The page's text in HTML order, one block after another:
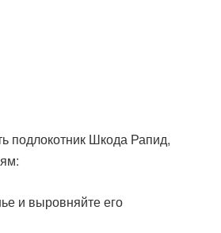
подлокотник Шкода Рапид,
и выровняйте его